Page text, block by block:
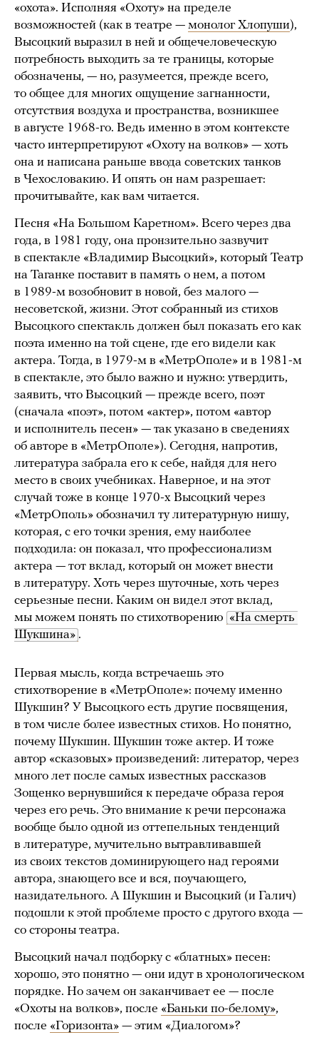
«охота». Исполняя «Охоту» на пределе
возможностей (как в театре — монолог Хлопуши),
Высоцкий выразил в ней и общечеловеческую
потребность выходить за те границы, которые
обозначены, — но, разумеется, прежде всего,
то общее для многих ощущение загнанности,
отсутствия воздуха и пространства, возникшее
в августе 1968-го. Ведь именно в этом контексте
часто интерпретируют «Охоту на волков» — хоть
она и написана раньше ввода советских танков
в Чехословакию. И опять он нам разрешает:
прочитывайте, как вам читается.
Песня «На Большом Каретном». Всего через два
года, в 1981 году, она пронзительно зазвучит
в спектакле «Владимир Высоцкий», который Театр
на Таганке поставит в память о нем, а потом
в 1989-м возобновит в новой, без малого —
несоветской, жизни. Этот собранный из стихов
Высоцкого спектакль должен был показать его как
поэта именно на той сцене, где его видели как
актера. Тогда, в 1979-м в «МетрОполе» и в 1981-м
в спектакле, это было важно и нужно: утвердить,
заявить, что Высоцкий — прежде всего, поэт
(сначала «поэт», потом «актер», потом «автор
и исполнитель песен» — так указано в сведениях
об авторе в «МетрОполе»). Сегодня, напротив,
литература забрала его к себе, найдя для него
место в своих учебниках. Наверное, и на этот
случай тоже в конце 1970-х Высоцкий через
«МетрОполь» обозначил ту литературную нишу,
которая, с его точки зрения, ему наиболее
подходила: он показал, что профессионализм
актера — тот вклад, который он может внести
в литературу. Хоть через шуточные, хоть через
серьезные песни. Каким он видел этот вклад,
мы можем понять по стихотворению «На смерть
Шукшина» .
Первая мысль, когда встречаешь это
стихотворение в «МетрОполе»: почему именно
Шукшин? У Высоцкого есть другие посвящения,
в том числе более известных стихов. Но понятно,
почему Шукшин. Шукшин тоже актер. И тоже
автор «сказовых» произведений: литератор, через
много лет после самых известных рассказов
Зощенко вернувшийся к передаче образа героя
через его речь. Это внимание к речи персонажа
вообще было одной из оттепельных тенденций
в литературе, мучительно вытравливавшей
из своих текстов доминирующего над героями
автора, знающего все и вся, поучающего,
назидательного. А Шукшин и Высоцкий (и Галич)
подошли к этой проблеме просто с другого входа —
со стороны театра.
Высоцкий начал подборку с «блатных» песен:
хорошо, это понятно — они идут в хронологическом
порядке. Но зачем он заканчивает ее — после
«Охоты на волков», после «Баньки по-белому»,
после «Горизонта» — этим «Диалогом»?